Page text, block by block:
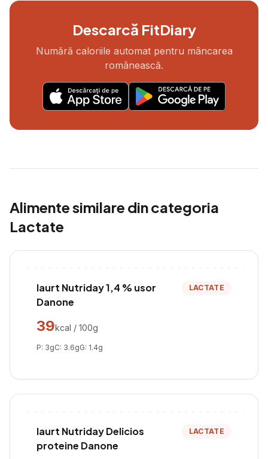
Descarcă FitDiary
Numără caloriile automat pentru mâncarea
românească.
Alimente similare din categoria
Lactate
Iaurt Nutriday 1,4 % usor
Danone
LACTATE
39kcal / 100g
P: 3gC: 3.6gG: 1.4g
Iaurt Nutriday Delicios
proteine Danone
LACTATE